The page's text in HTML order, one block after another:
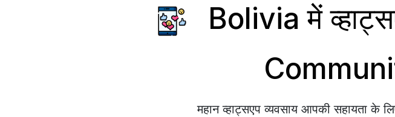
Bolivia में
महान व्हाट्सएप व्यवसाय आपकी सहायता